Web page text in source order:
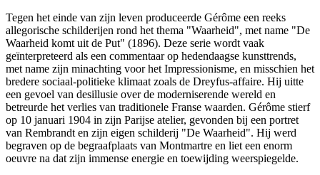
Tegen het einde van zijn leven produceerde Gérôme een reeks
allegorische schilderijen rond het thema "Waarheid", met name "De
Waarheid komt uit de Put" (1896). Deze serie wordt vaak
geïnterpreteerd als een commentaar op hedendaagse kunsttrends,
met name zijn minachting voor het Impressionisme, en misschien het
bredere sociaal-politieke klimaat zoals de Dreyfus-affaire. Hij uitte
een gevoel van desillusie over de moderniserende wereld en
betreurde het verlies van traditionele Franse waarden. Gérôme stierf
op 10 januari 1904 in zijn Parijse atelier, gevonden bij een portret
van Rembrandt en zijn eigen schilderij "De Waarheid". Hij werd
begraven op de begraafplaats van Montmartre en liet een enorm
oeuvre na dat zijn immense energie en toewijding weerspiegelde.